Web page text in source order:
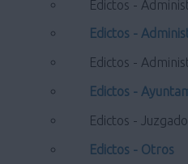
Edictos -
Edictos -
Edictos -
Edictos -
Edictos -
Edictos - Otros